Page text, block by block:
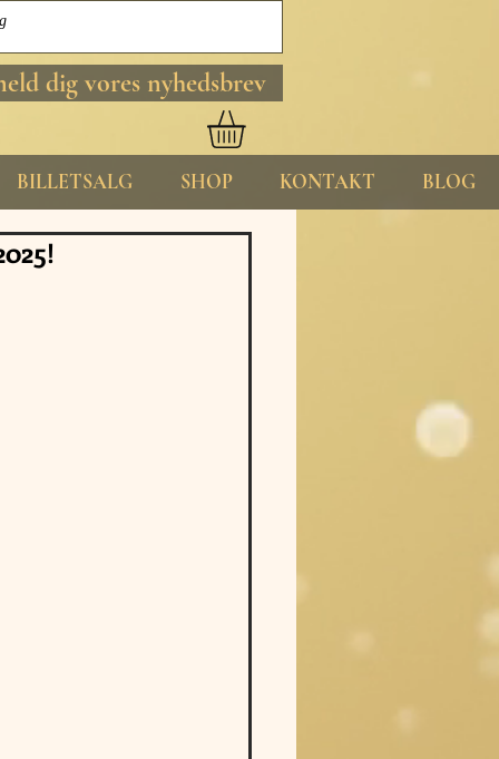
dig vores nyhedsbrev
BILLETSALG SHOP KONTAKT BLOG